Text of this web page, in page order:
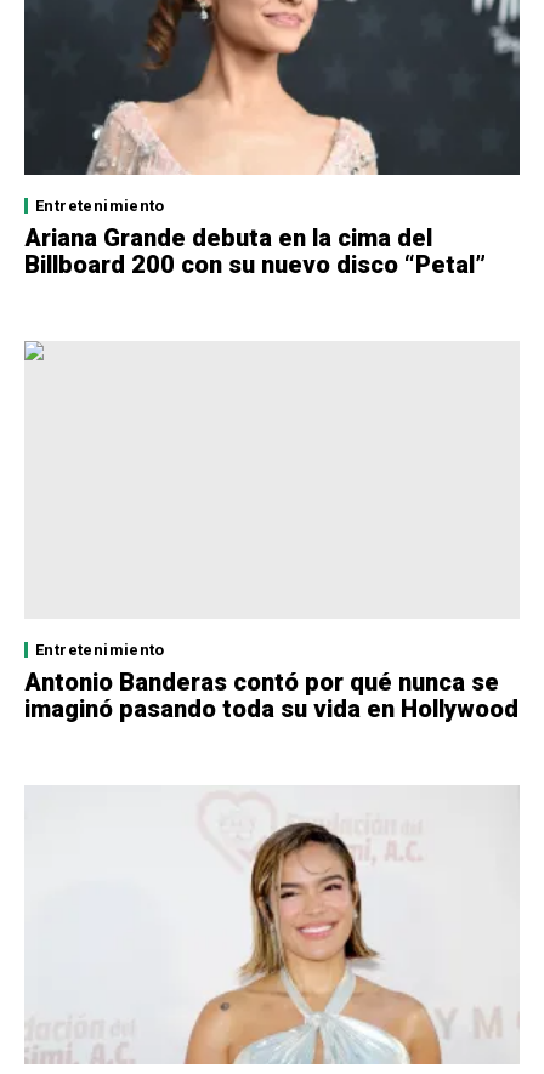
Entretenimiento
Ariana Grande debuta en la cima del
Billboard 200 con su nuevo disco “Petal”
Entretenimiento
Antonio Banderas contó por qué nunca se
imaginó pasando toda su vida en Hollywood